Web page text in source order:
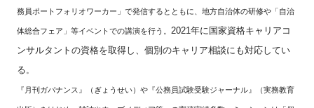
務員ポートフォリオワーカー」 で発信するとともに、地方自治体の研修や「自治
体総合フェア」等イベントでの講演を行う。 2021年に国家資格キャリアコ
ンサルタントの資格を取得し、個別のキャリア相談にも対応してい
る
『月刊ガバナンス』（ぎょうせい）や『公務員試験受験ジャーナル』（実務教育